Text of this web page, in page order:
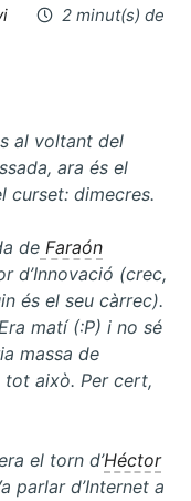
2 minut(s) de
al voltant del
ara és el
curset: dimecres.
de Faraón
d’Innovació (crec,
és el seu càrrec).
matí (:P) i no sé
massa de
tot això. Per cert,
el torn d’Héctor
parlar d’Internet a